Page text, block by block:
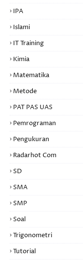
IPA
Islami
IT Training
Kimia
Matematika
Metode
PAT PAS UAS
Pemrograman
Pengukuran
Radarhot Com
SD
SMA
SMP
Soal
Trigonometri
Tutorial